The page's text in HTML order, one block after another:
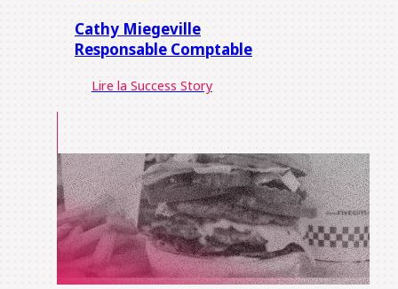
Cathy Miegeville
Responsable Comptable
Lire la Success Story